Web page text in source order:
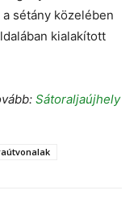
sétány közelében
kialakított
Sátoraljaújhely